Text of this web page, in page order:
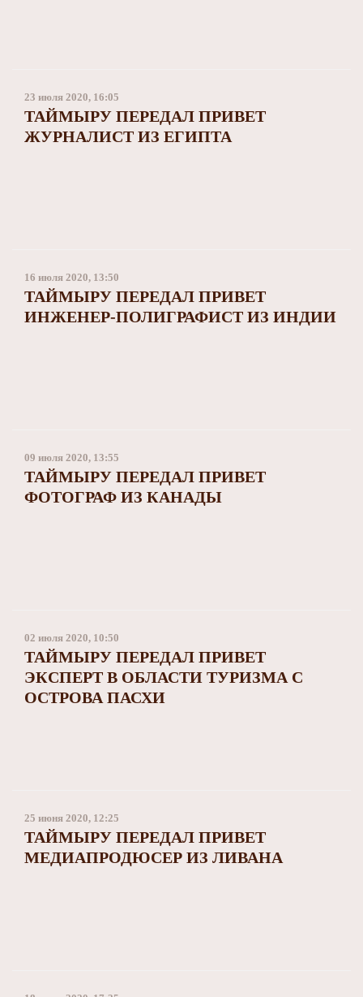
23 июля 2020, 16:05
ТАЙМЫРУ ПЕРЕДАЛ ПРИВЕТ
ЖУРНАЛИСТ ИЗ ЕГИПТА
16 июля 2020, 13:50
ТАЙМЫРУ ПЕРЕДАЛ ПРИВЕТ
ИНЖЕНЕР-ПОЛИГРАФИСТ ИЗ ИНДИИ
09 июля 2020, 13:55
​ТАЙМЫРУ ПЕРЕДАЛ ПРИВЕТ
ФОТОГРАФ ИЗ КАНАДЫ
02 июля 2020, 10:50
​ТАЙМЫРУ ПЕРЕДАЛ ПРИВЕТ
ЭКСПЕРТ В ОБЛАСТИ ТУРИЗМА С
ОСТРОВА ПАСХИ
25 июня 2020, 12:25
ТАЙМЫРУ ПЕРЕДАЛ ПРИВЕТ
МЕДИАПРОДЮСЕР ИЗ ЛИВАНА